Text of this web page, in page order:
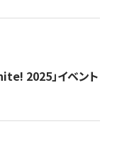
2025」イベント